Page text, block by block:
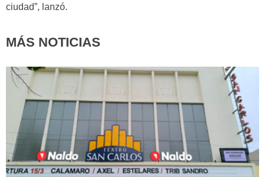
ciudad”, lanzó.
MÁS NOTICIAS